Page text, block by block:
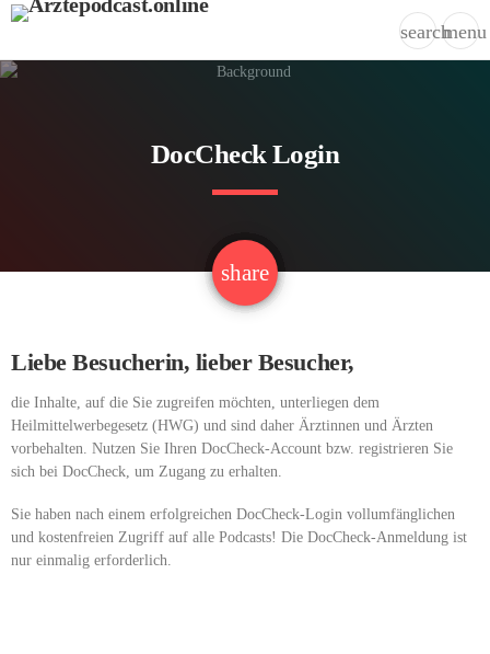
searchmenu
DocCheck Login
share
email
Liebe Besucherin, lieber Besucher,
die Inhalte, auf die Sie zugreifen möchten, unterliegen dem
Heilmittelwerbegesetz (HWG) und sind daher Ärztinnen und Ärzten
vorbehalten. Nutzen Sie Ihren DocCheck-Account bzw. registrieren Sie
sich bei DocCheck, um Zugang zu erhalten.
Sie haben nach einem erfolgreichen DocCheck-Login vollumfänglichen
und kostenfreien Zugriff auf alle Podcasts! Die DocCheck-Anmeldung ist
nur einmalig erforderlich.